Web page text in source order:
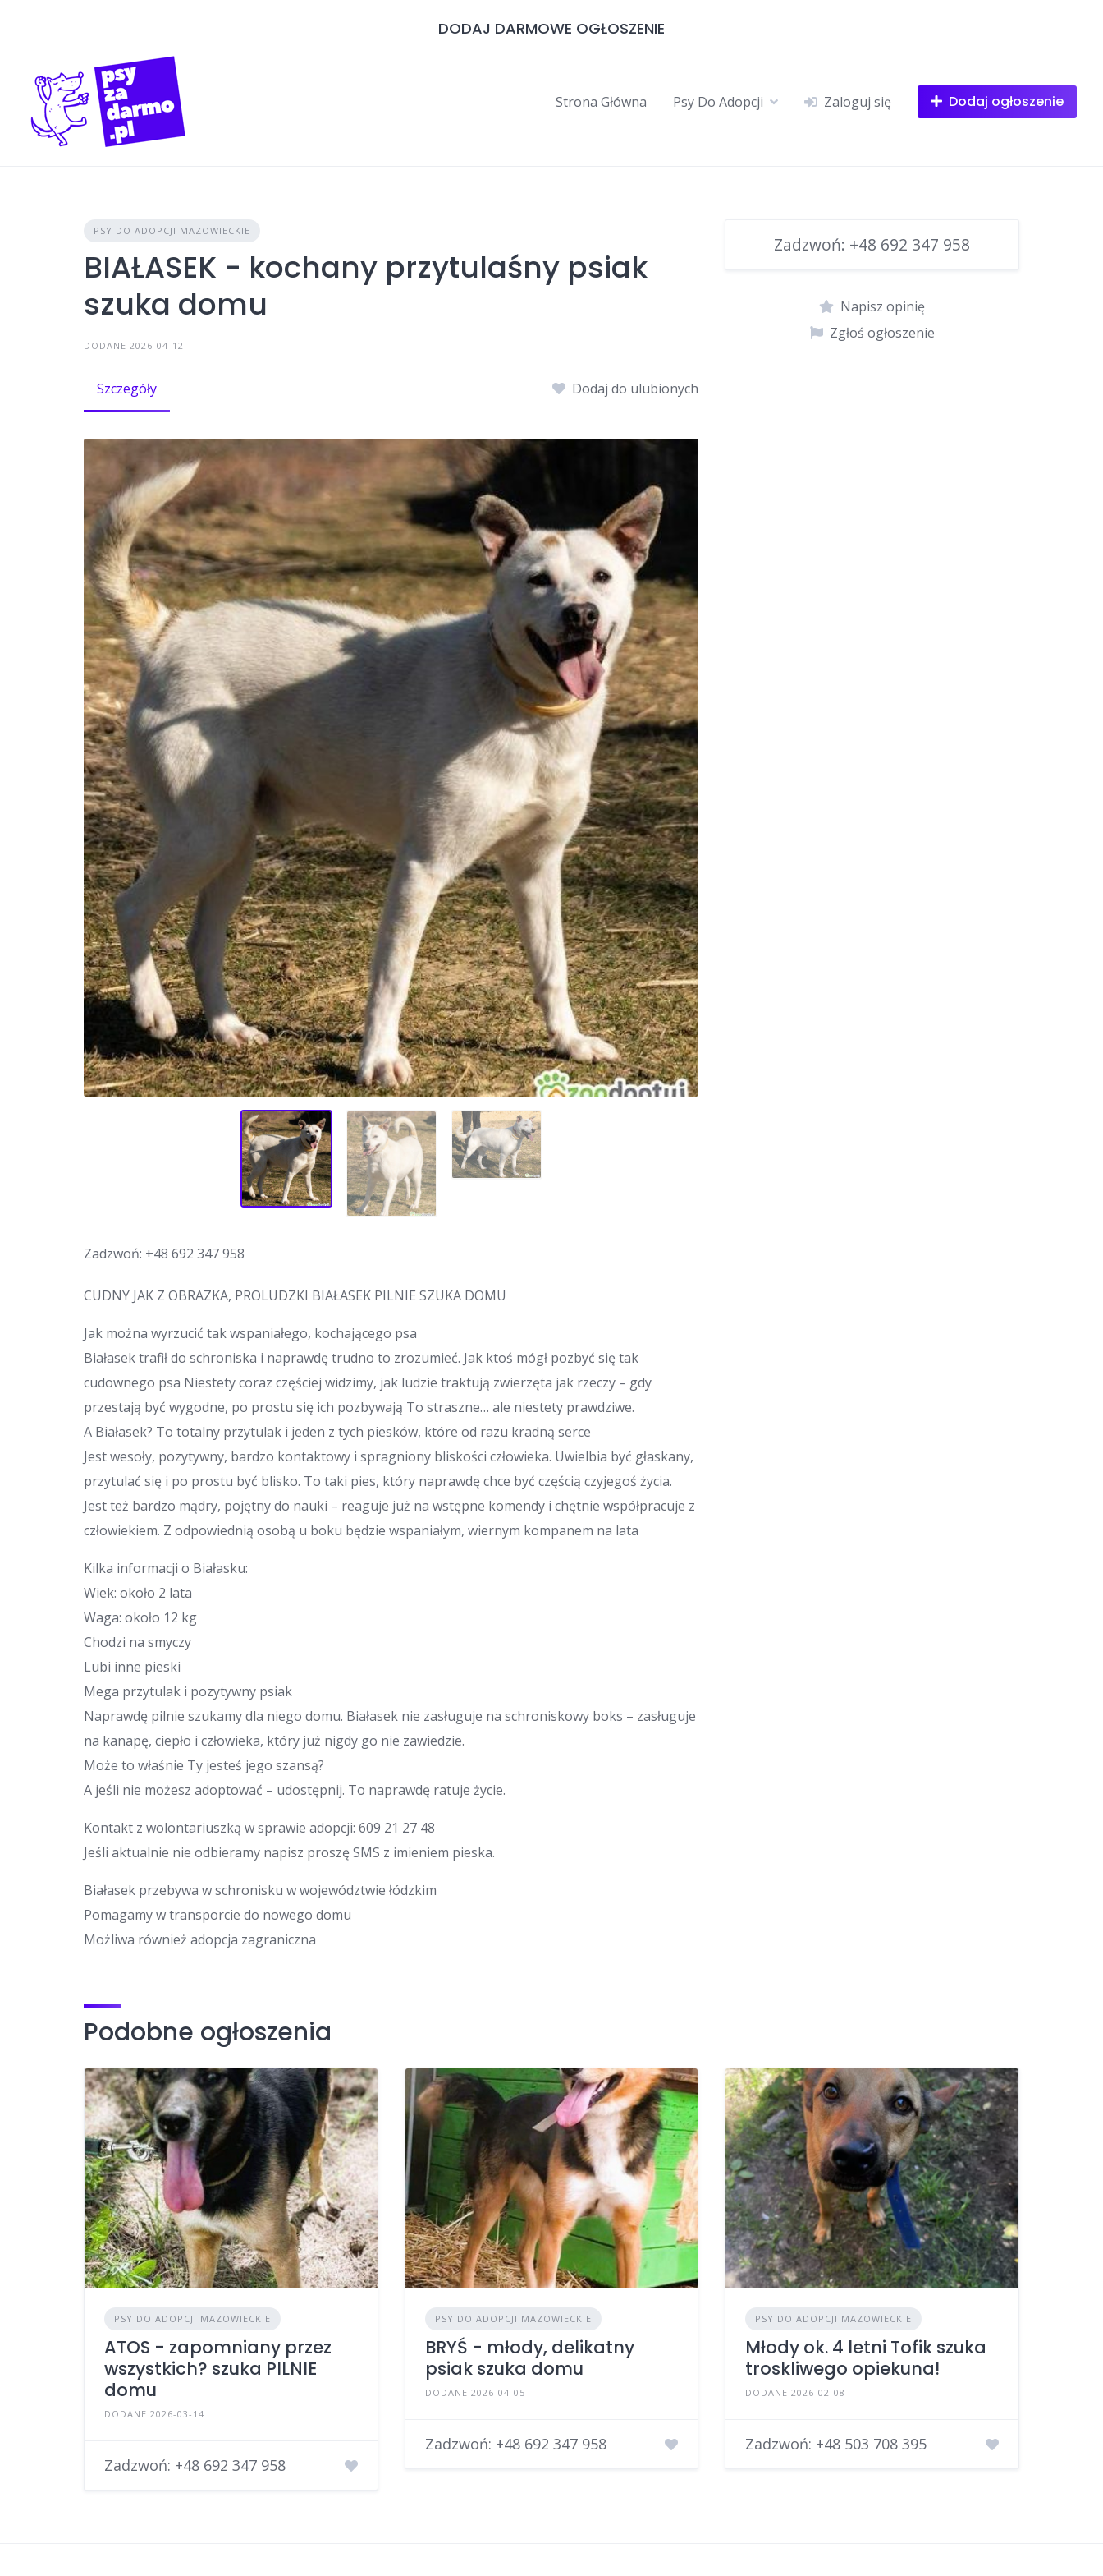
DODAJ DARMOWE OGŁOSZENIE
Strona Główna Psy Do Adopcji Zaloguj się Dodaj ogłoszenie
PSY DO ADOPCJI MAZOWIECKIE
BIAŁASEK - kochany przytulaśny psiak
szuka domu
DODANE 2026-04-12
Szczegóły Dodaj do ulubionych
Zadzwoń: +48 692 347 958
CUDNY JAK Z OBRAZKA, PROLUDZKI BIAŁASEK PILNIE SZUKA DOMU
Jak można wyrzucić tak wspaniałego, kochającego psa
Białasek trafił do schroniska i naprawdę trudno to zrozumieć. Jak ktoś mógł pozbyć się tak
cudownego psa️ Niestety coraz częściej widzimy, jak ludzie traktują zwierzęta jak rzeczy – gdy
przestają być wygodne, po prostu się ich pozbywają To straszne… ale niestety prawdziwe.
A Białasek? To totalny przytulak i jeden z tych piesków, które od razu kradną serce
Jest wesoły, pozytywny, bardzo kontaktowy i spragniony bliskości człowieka. Uwielbia być głaskany,
przytulać się i po prostu być blisko. To taki pies, który naprawdę chce być częścią czyjegoś życia.
Jest też bardzo mądry, pojętny do nauki – reaguje już na wstępne komendy i chętnie współpracuje z
człowiekiem. Z odpowiednią osobą u boku będzie wspaniałym, wiernym kompanem na lata
Kilka informacji o Białasku:
Wiek: około 2 lata
Waga: około 12 kg
Chodzi na smyczy
Lubi inne pieski
Mega przytulak i pozytywny psiak
Naprawdę pilnie szukamy dla niego domu. Białasek nie zasługuje na schroniskowy boks – zasługuje
na kanapę, ciepło i człowieka, który już nigdy go nie zawiedzie.
Może to właśnie Ty jesteś jego szansą?
A jeśli nie możesz adoptować – udostępnij. To naprawdę ratuje życie.
Kontakt z wolontariuszką w sprawie adopcji: 609 21 27 48
Jeśli aktualnie nie odbieramy napisz proszę SMS z imieniem pieska.
Białasek przebywa w schronisku w województwie łódzkim
Pomagamy w transporcie do nowego domu
Możliwa również adopcja zagraniczna
Zadzwoń: +48 692 347 958
Napisz opinię
Zgłoś ogłoszenie
Podobne ogłoszenia
PSY DO ADOPCJI MAZOWIECKIE
ATOS - zapomniany przez
wszystkich? szuka PILNIE
domu
DODANE 2026-03-14
Zadzwoń: +48 692 347 958
PSY DO ADOPCJI MAZOWIECKIE
BRYŚ - młody, delikatny
psiak szuka domu
DODANE 2026-04-05
Zadzwoń: +48 692 347 958
PSY DO ADOPCJI MAZOWIECKIE
Młody ok. 4 letni Tofik szuka
troskliwego opiekuna!
DODANE 2026-02-08
Zadzwoń: +48 503 708 395